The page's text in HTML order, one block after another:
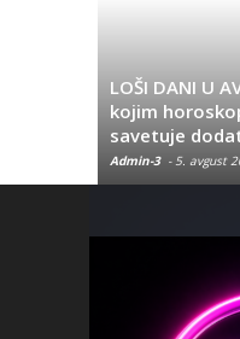
LOŠI DANI U
kojim
savetuje
Admin-3 - 5. avgust